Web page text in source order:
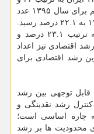
۳۰ درصد رشد نقدینگی داشته است. این رقم برای سال ۱۳۹۵ عدد
۲۳.۲ درصد بوده و رشد نقدینگی در سال ۱۳۹۶ به ۲۲.۱ درصد رسید.
در سال ۱۳۹۷ و ۱۳۹۸ نیز رشد نقدینگی به ترتیب ۲۳.۱ درصد و
رشد اقتصادی نیز اعداد
رشد اقتصادی برای
قابل توجهی بین رشد
رشد نقدینگی و
چاره اساسی است؛
محدودیت ها بر رشد